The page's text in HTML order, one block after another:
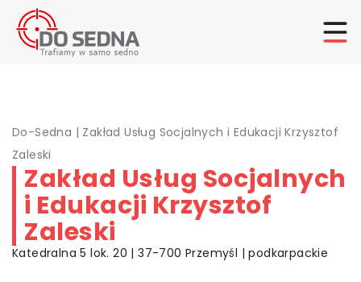
Do-Sedna | Zakład Usług Socjalnych i Edukacji Krzysztof
Zaleski
Zakład Usług Socjalnych
i Edukacji Krzysztof
Zaleski
Katedralna 5 lok. 20 | 37-700 Przemyśl | podkarpackie